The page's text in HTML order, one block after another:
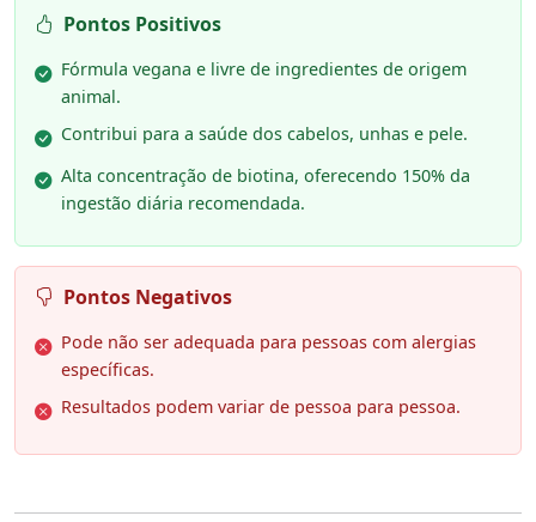
Pontos Positivos
Fórmula vegana e livre de ingredientes de origem
animal.
Contribui para a saúde dos cabelos, unhas e pele.
Alta concentração de biotina, oferecendo 150% da
ingestão diária recomendada.
Pontos Negativos
Pode não ser adequada para pessoas com alergias
específicas.
Resultados podem variar de pessoa para pessoa.